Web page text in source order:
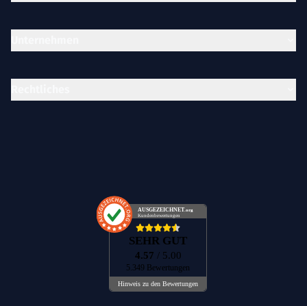
AUSGEZEICHNET.org
Kundenbewertungen
SEHR GUT
4.57 / 5.00
5.349 Bewertungen
Hinweis zu den Bewertungen